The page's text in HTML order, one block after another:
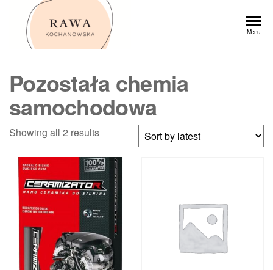
Przejdź
Menu
Pozostała chemia
samochodowa
Showing all 2 results